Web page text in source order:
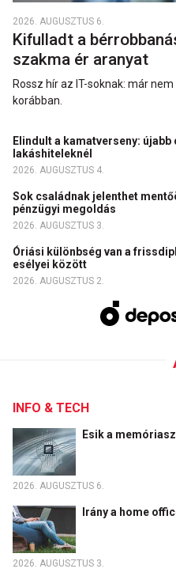
2026. AUGUSZTUS 6.
Kifulladt a
szakma ér aranyat
Rossz hír az IT-soknak: már
korábban.
Elindult a kamatverseny:
lakáshiteleknél
2026. AUGUSZTUS 4.
Sok családnak jelenthet
pénzügyi megoldás
2026. AUGUSZTUS 3.
Óriási különbség van a
esélyei között
2026. AUGUSZTUS 2.
INFO & TECH
Esik a
2026. AUGUSZTUS 6.
Irány a home
2026. AUGUSZTUS 3.